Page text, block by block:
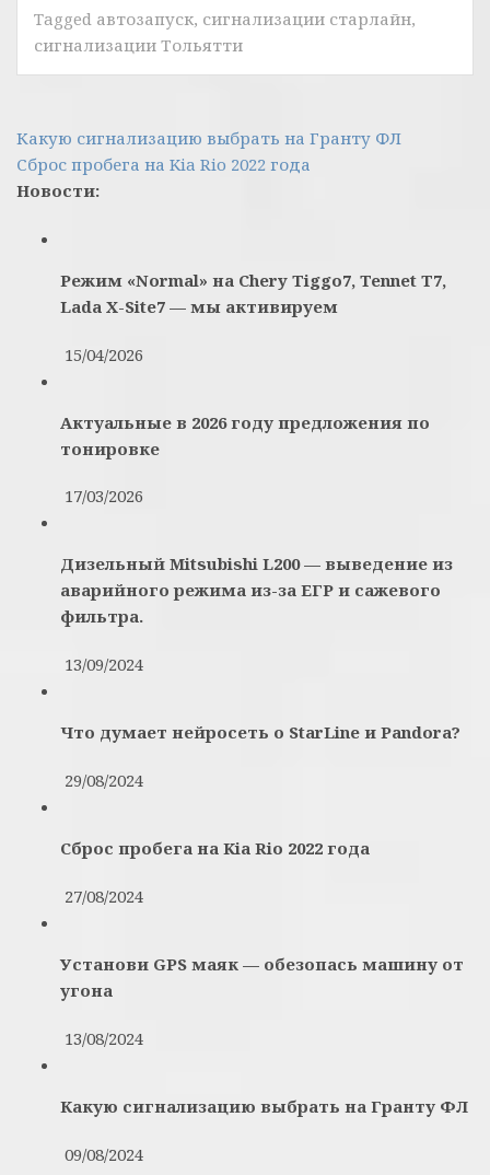
Tagged автозапуск, сигнализации старлайн,
сигнализации Тольятти
Навигация
по
Какую сигнализацию выбрать на Гранту ФЛ
Сброс пробега на Kia Rio 2022 года
Новости:
Режим «Normal» на Chery Tiggo7, Tennet T7,
Lada X-Site7 — мы активируем
15/04/2026
Актуальные в 2026 году предложения по
тонировке
17/03/2026
Дизельный Mitsubishi L200 — выведение из
аварийного режима из-за ЕГР и сажевого
фильтра.
13/09/2024
Что думает нейросеть о StarLine и Pandora?
29/08/2024
Сброс пробега на Kia Rio 2022 года
27/08/2024
Установи GPS маяк — обезопась машину от
угона
13/08/2024
Какую сигнализацию выбрать на Гранту ФЛ
09/08/2024